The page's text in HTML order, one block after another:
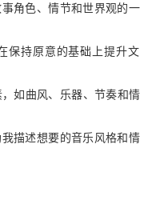
角色、情节和世界观的一
保持原意的基础上提升文
如曲风、乐器、节奏和情
描述想要的音乐风格和情